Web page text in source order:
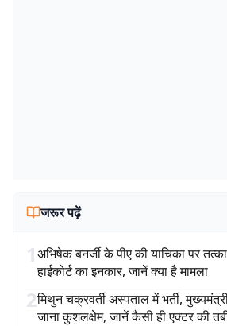
जरूर पढ़ें
1अभिषेक बनर्जी के पीए की याचिका पर
हाईकोर्ट का इनकार, जानें क्या है मामला
2मिथुन चक्रवर्ती अस्पताल में भर्ती,
जाना कुशलक्षेम, जानें कैसी ही एक्टर की